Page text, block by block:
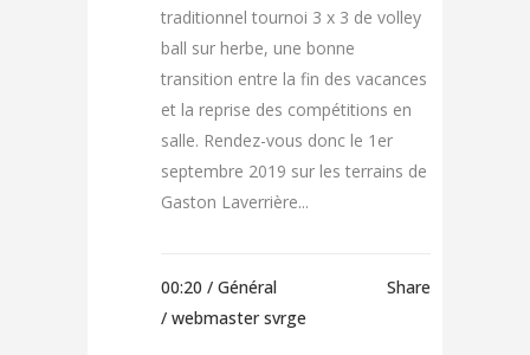
traditionnel tournoi 3 x 3 de volley
ball sur herbe, une bonne
transition entre la fin des vacances
et la reprise des compétitions en
salle. Rendez-vous donc le 1er
septembre 2019 sur les terrains de
Gaston Laverrière...
00:20 / Général
/ webmaster svrge
Share